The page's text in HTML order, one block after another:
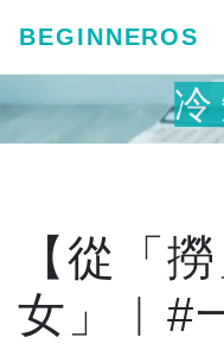
BEGINNEROS
【從「
女」︱#